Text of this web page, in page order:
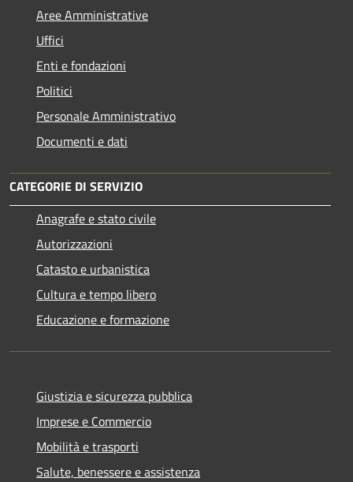
Aree Amministrative
Uffici
Enti e fondazioni
Politici
Personale Amministrativo
Documenti e dati
CATEGORIE DI SERVIZIO
Anagrafe e stato civile
Autorizzazioni
Catasto e urbanistica
Cultura e tempo libero
Educazione e formazione
Giustizia e sicurezza pubblica
Imprese e Commercio
Mobilità e trasporti
Salute, benessere e assistenza